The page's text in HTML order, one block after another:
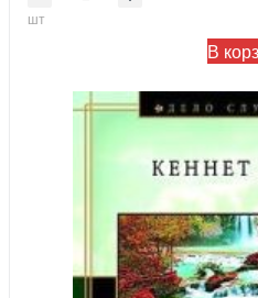
шт
В